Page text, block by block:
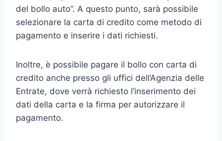
del bollo auto”. A questo punto, sarà possibile
selezionare la carta di credito come metodo di
pagamento e inserire i dati richiesti.
Inoltre, è possibile pagare il bollo con carta di
credito anche presso gli uffici dell’Agenzia delle
Entrate, dove verrà richiesto l’inserimento dei
dati della carta e la firma per autorizzare il
pagamento.